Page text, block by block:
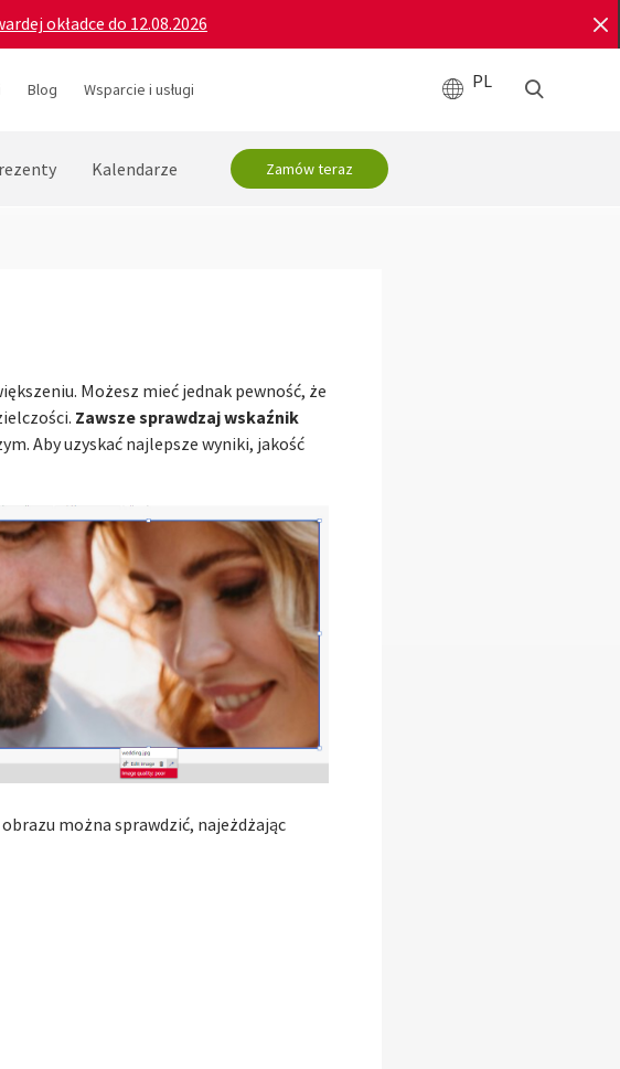
okładce do 12.08.2026
Blog Wsparcie i usługi PL
Kalendarze Zamów teraz
Możesz mieć jednak pewność, że
Zawsze sprawdzaj wskaźnik
Aby uzyskać najlepsze wyniki, jakość
można sprawdzić, najeżdżając